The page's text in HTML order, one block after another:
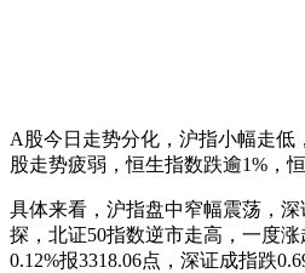
A股今日走势分化，沪指小幅走低
股走势疲弱，恒生指数跌逾1%，
具体来看，沪指盘中窄幅震荡，
探，北证50指数逆市走高，一度
0.12%报3318.06点，深证成指跌